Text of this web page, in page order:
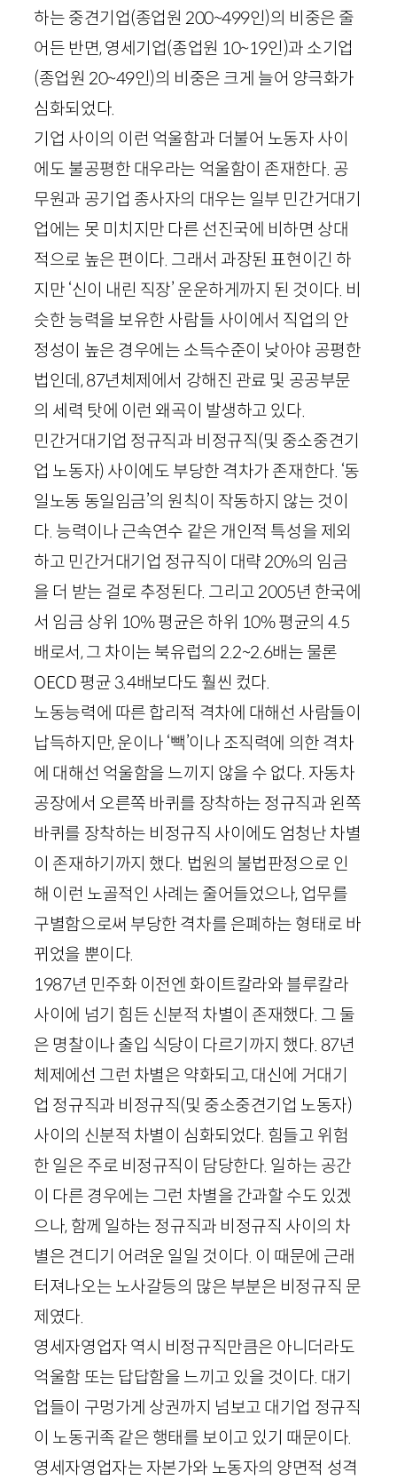
하는 중견기업(종업원 200~499인)의 비중은 줄
어든 반면, 영세기업(종업원 10~19인)과 소기업
(종업원 20~49인)의 비중은 크게 늘어 양극화가
심화되었다.
기업 사이의 이런 억울함과 더불어 노동자 사이
에도 불공평한 대우라는 억울함이 존재한다. 공
무원과 공기업 종사자의 대우는 일부 민간거대기
업에는 못 미치지만 다른 선진국에 비하면 상대
적으로 높은 편이다. 그래서 과장된 표현이긴 하
지만 ‘신이 내린 직장’ 운운하게까지 된 것이다. 비
슷한 능력을 보유한 사람들 사이에서 직업의 안
정성이 높은 경우에는 소득수준이 낮아야 공평한
법인데,87년체제에서 강해진 관료 및 공공부문
의 세력 탓에 이런 왜곡이 발생하고 있다.
민간거대기업 정규직과 비정규직(및 중소중견기
업 노동자) 사이에도 부당한 격차가 존재한다. ‘동
일노동 동일임금’의 원칙이 작동하지 않는 것이
다. 능력이나 근속연수 같은 개인적 특성을 제외
하고 민간거대기업 정규직이 대략 20%의 임금
을 더 받는 걸로 추정된다. 그리고 2005년 한국에
서 임금 상위 10% 평균은 하위 10% 평균의4.5
배로서, 그 차이는 북유럽의 2.2~2.6배는 물론
OECD 평균 3.4배보다도 훨씬 컸다.
노동능력에 따른 합리적 격차에 대해선 사람들이
납득하지만, 운이나 ‘빽’이나 조직력에 의한 격차
에 대해선 억울함을 느끼지 않을 수 없다. 자동차
공장에서 오른쪽 바퀴를 장착하는 정규직과 왼쪽
바퀴를 장착하는 비정규직 사이에도 엄청난 차별
이 존재하기까지 했다. 법원의 불법판정으로 인
해 이런 노골적인 사례는 줄어들었으나, 업무를
구별함으로써 부당한 격차를 은폐하는 형태로 바
뀌었을 뿐이다.
1987년 민주화 이전엔 화이트칼라와 블루칼라
사이에 넘기 힘든 신분적 차별이 존재했다. 그 둘
은 명찰이나 출입 식당이 다르기까지 했다. 87년
체제에선 그런 차별은 약화되고, 대신에 거대기
업 정규직과 비정규직(및 중소중견기업 노동자)
사이의 신분적 차별이 심화되었다. 힘들고 위험
한 일은 주로 비정규직이 담당한다. 일하는 공간
이 다른 경우에는 그런 차별을 간과할 수도 있겠
으나, 함께 일하는 정규직과 비정규직 사이의 차
별은 견디기 어려운 일일 것이다. 이 때문에 근래
터져나오는 노사갈등의 많은 부분은 비정규직 문
제였다.
영세자영업자 역시 비정규직만큼은 아니더라도
억울함 또는 답답함을 느끼고 있을 것이다. 대기
업들이 구멍가게 상권까지 넘보고 대기업 정규직
이 노동귀족 같은 행태를 보이고 있기 때문이다.
영세자영업자는 자본가와 노동자의 양면적 성격